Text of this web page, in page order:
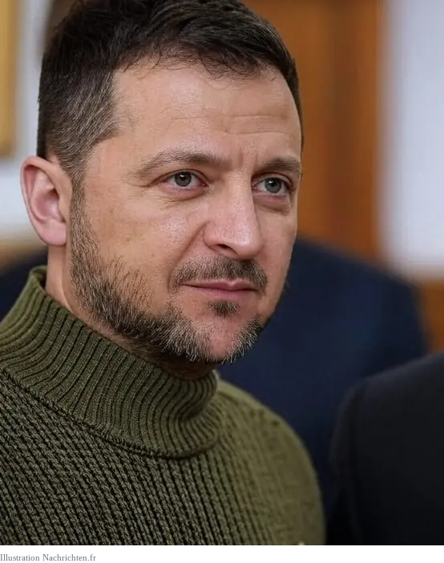
Illustration Nachrichten.fr